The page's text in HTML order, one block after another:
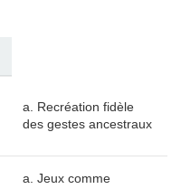
a. Recréation fidèle
des gestes ancestraux
a. Jeux comme